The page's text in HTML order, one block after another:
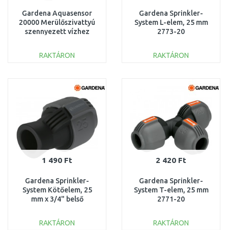
Gardena Aquasensor
20000 Merülőszivattyú
szennyezett vízhez
20
RAKTÁRON
Összehasonlítás
Gardena Sprinkler-
System L-elem, 25 mm
2773-20
RAKTÁRON
Összehasonlítás
1 490 Ft
Gardena Sprinkler-
System Kötőelem, 25
mm x 3/4" belső
RAKTÁRON
2 420 Ft
Gardena Sprinkler-
System T-elem, 25 mm
2771-20
RAKTÁRON